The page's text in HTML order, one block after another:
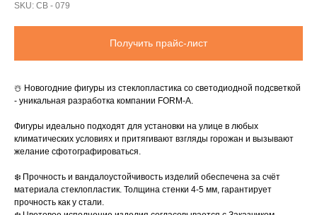
SKU: СВ - 079
Получить прайс-лист
☃️ Новогодние фигуры из стеклопластика со светодиодной подсветкой
- уникальная разработка компании FORM-A.
Фигуры идеально подходят для установки на улице в любых
климатических условиях и притягивают взгляды горожан и вызывают
желание сфотографироваться.
❄️ Прочность и вандалоустойчивость изделий обеспечена за счёт
материала стеклопластик. Толщина стенки 4-5 мм, гарантирует
прочность как у стали.